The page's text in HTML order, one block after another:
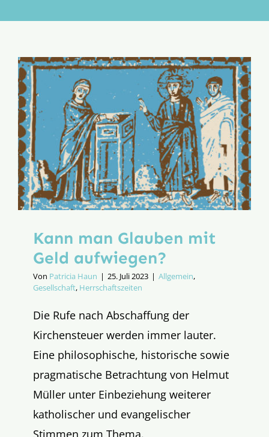
Aktion
Kann man Glauben mit
Geld aufwiegen?
Von Patricia Haun | 25. Juli 2023 | Allgemein,
Gesellschaft, Herrschaftszeiten
Die Rufe nach Abschaffung der
Kirchensteuer werden immer lauter.
Eine philosophische, historische sowie
pragmatische Betrachtung von Helmut
Müller unter Einbeziehung weiterer
katholischer und evangelischer